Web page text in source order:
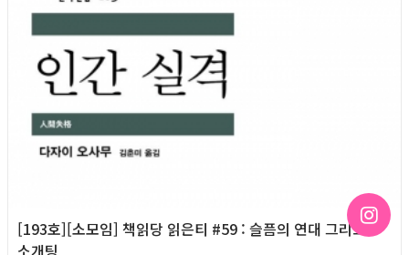
[193호][소모임] 책읽당 읽은티 #59 : 슬픔의 연대 그리고